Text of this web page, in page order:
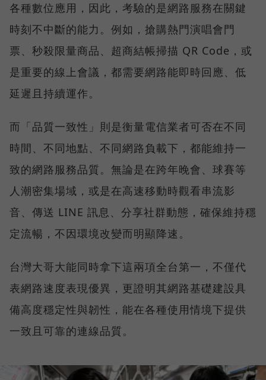
各種數位應用，因此，考驗的是網路服務在關鍵
時刻不中斷的能力。例如，搶購熱門演唱會門
票、秒殺限量商品、超商結帳掃描 QR Code，或
是重要的線上會議，都需要網路能即時回應、低
延遲且持續運作。
而「品質一致性」則是衡量電信業者可否在不同
時間、不同地點、不同網路負載下，都能維持一
致的網路服務品質。無論是在跨年晚會、球賽等
人潮密集場域，或是在高速移動時觀看串流影
音、傳送 LINE 訊息、分享社群動態，確保維持穩
定流暢，不因環境改變而明顯降速。
台灣大哥大能同時拿下這兩項全台第一，不僅代
表網路速度表現優異，更證明其網路基礎建設具
備高度穩定性與韌性，能在各種使用情境下提供
一致且可靠的連線品質。